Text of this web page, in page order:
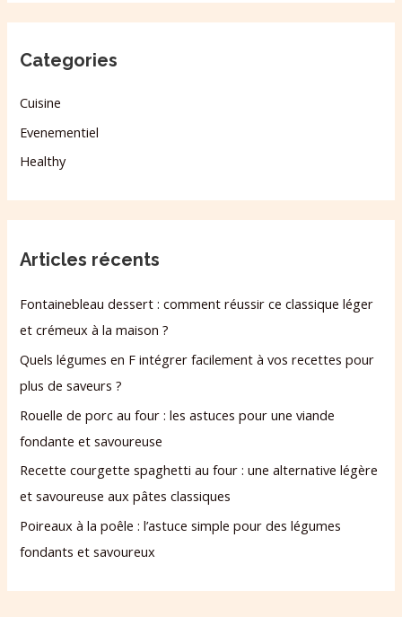
Categories
Cuisine
Evenementiel
Healthy
Articles récents
Fontainebleau dessert : comment réussir ce classique léger
et crémeux à la maison ?
Quels légumes en F intégrer facilement à vos recettes pour
plus de saveurs ?
Rouelle de porc au four : les astuces pour une viande
fondante et savoureuse
Recette courgette spaghetti au four : une alternative légère
et savoureuse aux pâtes classiques
Poireaux à la poêle : l’astuce simple pour des légumes
fondants et savoureux